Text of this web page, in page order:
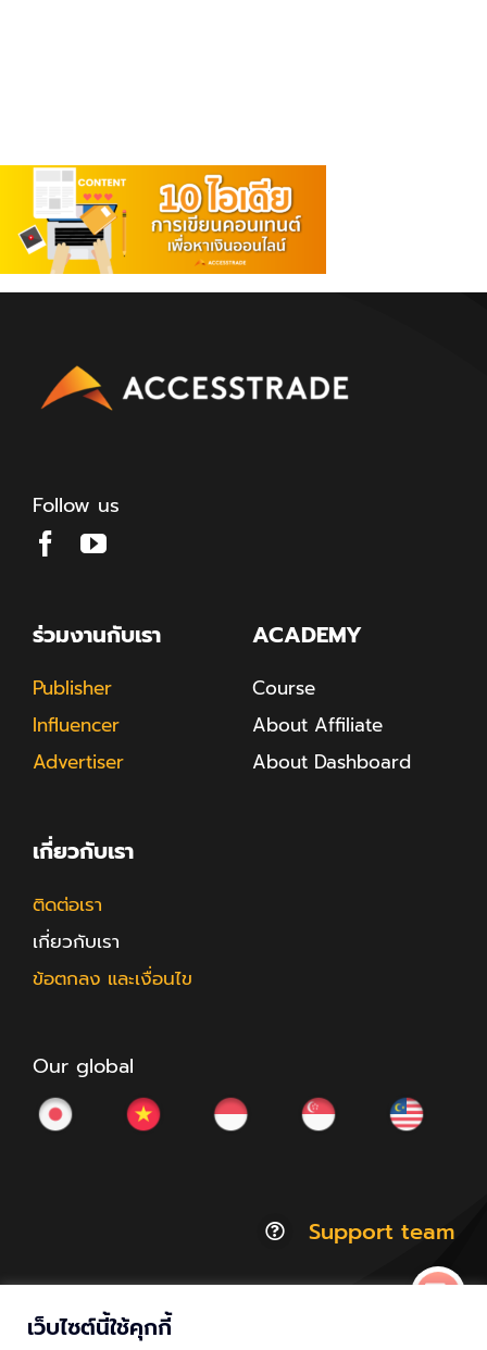
Follow us
ร่วมงานกับเรา
Publisher
Influencer
Advertiser
ACADEMY
Course
About Affiliate
About Dashboard
เกี่ยวกับเรา
ติดต่อเรา
เกี่ยวกับเรา
ข้อตกลง และเงื่อนไข
Our global
Support team
เว็บไซต์นี้ใช้คุกกี้